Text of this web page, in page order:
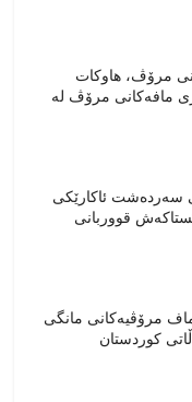
مرۆڤ، هاوکات
مافەکانی مرۆڤ لە
سەردەشت ئاکارێکی
قووربانی
ماف مرۆڤیەکانی مانگی